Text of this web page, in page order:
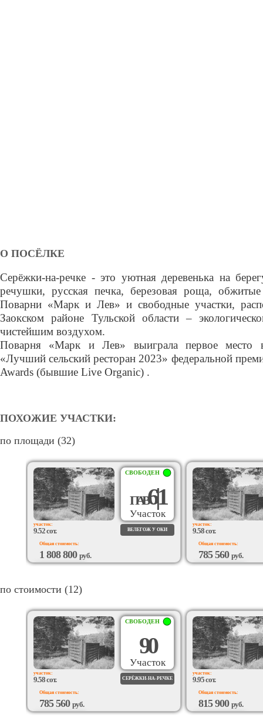
О ПОСЁЛКЕ
Серёжки-на-речке - это уютная деревенька на
речушки, русская печка, березовая роща,
Поварни «Марк и Лев» и свободные участки,
Заокском районе Тульской области –
чистейшим воздухом.
Поварня «Марк и Лев» выиграла первое место
«Лучший сельский ресторан 2023» федеральной
Awards (бывшие Live Organic) .
ПОХОЖИЕ УЧАСТКИ:
по площади (32)
СВОБОДЕН
ПАВ6|1
Участок
участок:
9.52 сот. ВЕЛЕГОЖ У ОКИ
Общая стоимость:
1 808 800 руб.
ВОЗМОЖЕН
участок:
9.58 сот.
Общая стоимость:
785 560 руб.
ВОЗМОЖЕН
по стоимости (12)
СВОБОДЕН
90
Участок
участок:
9.58 сот. СЕРЁЖКИ-НА-РЕЧКЕ
Общая стоимость:
785 560 руб.
ВОЗМОЖЕН
участок:
9.95 сот.
Общая стоимость:
815 900 руб.
ВОЗМОЖЕН